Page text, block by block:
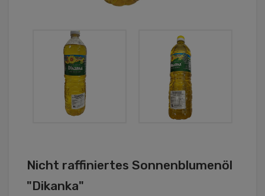
Nicht raffiniertes Sonnenblumenöl
"Dikanka"